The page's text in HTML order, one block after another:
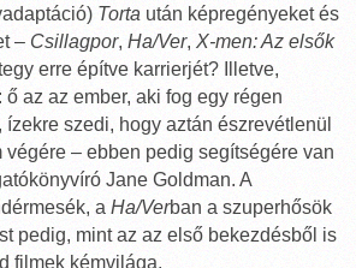
Torta után képregényeket és
– Csillagpor, Ha/Ver, X-men: Az elsők
erre építve karrierjét? Illetve,
az az ember, aki fog egy régen
ízekre szedi, hogy aztán észrevétlenül
– ebben pedig segítségére van
Jane Goldman. A
a Ha/Verban a szuperhősök
pedig, mint az az első bekezdésből is
filmek kémvilága.